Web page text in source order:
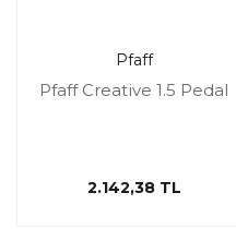
Pfaff
Pfaff Creative 1.5 Pedal
2.142,38 TL